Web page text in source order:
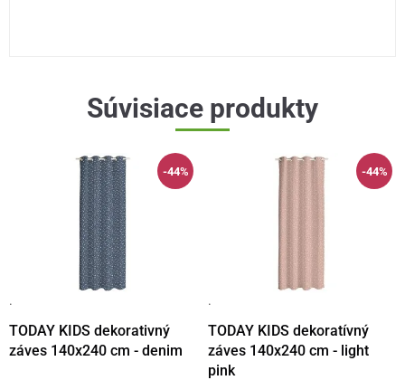
Súvisiace produkty
-44%
·
TODAY KIDS dekorativný
záves 140x240 cm - denim
-44%
·
TODAY KIDS dekoratívný
záves 140x240 cm - light
pink